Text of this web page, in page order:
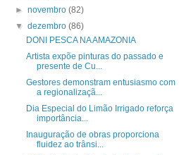
►novembro(82)
▼dezembro(86)
DONI PESCA NA AMAZONIA
Artista expõe pinturas do passado e
presente de Cu...
Gestores demonstram entusiasmo com
a regionalizaçã...
Dia Especial do Limão Irrigado reforça
importância...
Inauguração de obras proporciona
fluidez ao trânsi...